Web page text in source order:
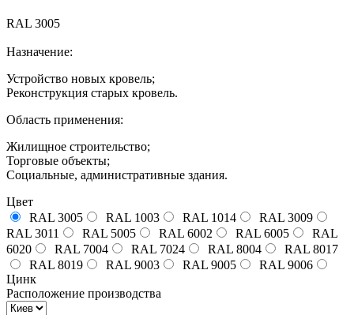
RAL 3005
Назначение:
Устройство новых кровель;
Реконструкция старых кровель.
Область применения:
Жилищное строительство;
Торговые объекты;
Социальные, административные здания.
Цвет
RAL 3005
RAL 1003 RAL 1014
RAL 3009
RAL 3011
RAL 5005 RAL 6002 RAL 6005
RAL
6020
RAL 7004 RAL 7024 RAL 8004
RAL 8017
RAL 8019
RAL 9003 RAL 9005
RAL 9006
Цинк
Расположение производства